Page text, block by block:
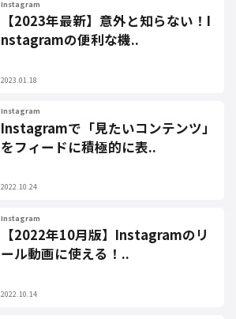
Instagram
【2023年最新】意外と知らない！I
nstagramの便利な機..
2023.01.18
Instagram
Instagramで「見たいコンテンツ」
をフィードに積極的に表..
2022.10.24
Instagram
【2022年10月版】Instagramのリ
ール動画に使える！..
2022.10.14